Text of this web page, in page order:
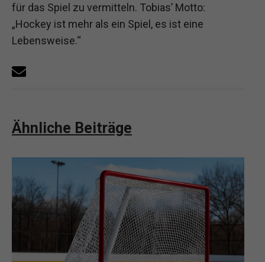
für das Spiel zu vermitteln. Tobias’ Motto:
„Hockey ist mehr als ein Spiel, es ist eine
Lebensweise.“
Ähnliche Beiträge